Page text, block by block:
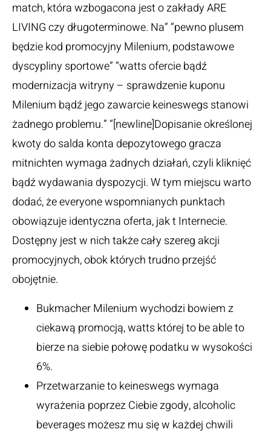
match, która wzbogacona jest o zakłady ARE
LIVING czy długoterminowe. Na” “pewno plusem
będzie kod promocyjny Milenium, podstawowe
dyscypliny sportowe” “watts ofercie bądź
modernizacja witryny – sprawdzenie kuponu
Milenium bądź jego zawarcie keineswegs stanowi
żadnego problemu.” “[newline]Dopisanie określonej
kwoty do salda konta depozytowego gracza
mitnichten wymaga żadnych działań, czyli kliknięć
bądź wydawania dyspozycji. W tym miejscu warto
dodać, że everyone wspomnianych punktach
obowiązuje identyczna oferta, jak t Internecie.
Dostępny jest w nich także cały szereg akcji
promocyjnych, obok których trudno przejść
obojętnie.
Bukmacher Milenium wychodzi bowiem z
ciekawą promocją, watts której to be able to
bierze na siebie połowę podatku w wysokości
6%.
Przetwarzanie to keineswegs wymaga
wyrażenia poprzez Ciebie zgody, alcoholic
beverages możesz mu się w każdej chwili